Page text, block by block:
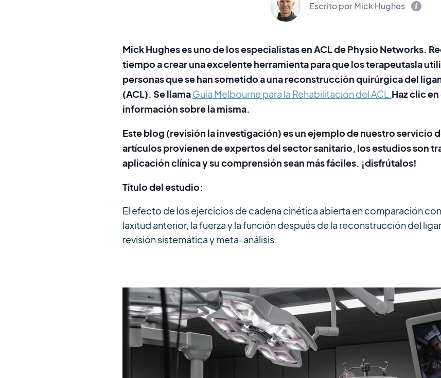
Escrito por Mick Hughes
Mick Hughes es uno de los especialistas en ACL de Physio Networks.
tiempo a crear unaexcelente herramienta para que los terapeutasla
personas que se han sometido a una reconstrucción quirúrgica del
(ACL). Se llamaGuía Melbourne para la Rehabilitación del ACL.Haz clic
información sobre la misma.
Este blog (revisión la investigación) es un ejemplo de nuestro servicio
artículos provienen de expertos del sector sanitario, los estudios son
aplicación clínica y su comprensión sean más fáciles. ¡disfrútalos!
Título del estudio:
El efecto de los ejercicios de cadena cinética abierta en comparación
laxitud anterior, la fuerza y la función después de la reconstrucción del
revisión sistemática y meta-análisis.